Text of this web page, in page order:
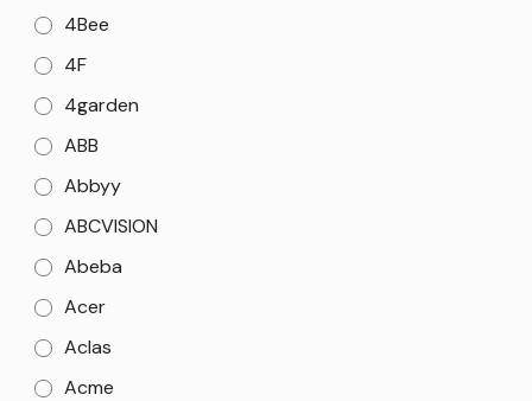
4Bee
4F
4garden
ABB
Abbyy
ABCVISION
Abeba
Acer
Aclas
Acme